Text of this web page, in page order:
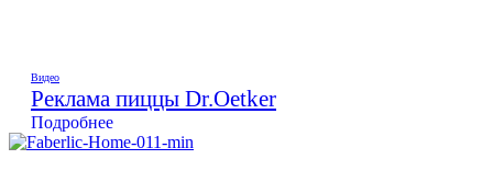
Видео
Реклама пиццы Dr.Oetker
Подробнее